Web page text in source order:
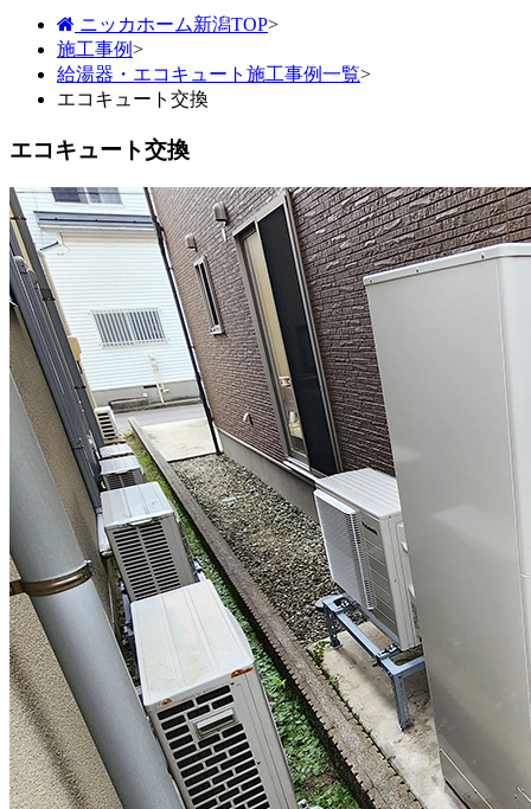
ニッカホーム新潟TOP>
施工事例>
給湯器・エコキュート施工事例一覧>
エコキュート交換
エコキュート交換